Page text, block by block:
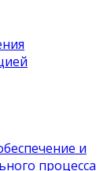
и
процесса